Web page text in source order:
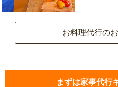
お料理代行の
まずは家事代行